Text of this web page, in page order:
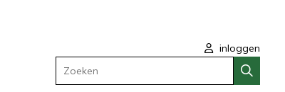
inloggen
Zoeken